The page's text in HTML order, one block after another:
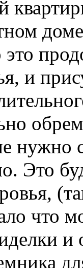
и
нужно
Это
что
и